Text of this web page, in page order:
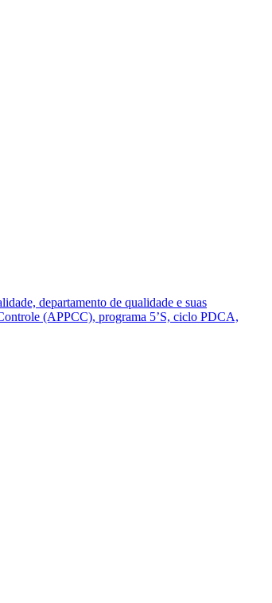
departamento de qualidade e suas
(APPCC), programa 5’S, ciclo PDCA,